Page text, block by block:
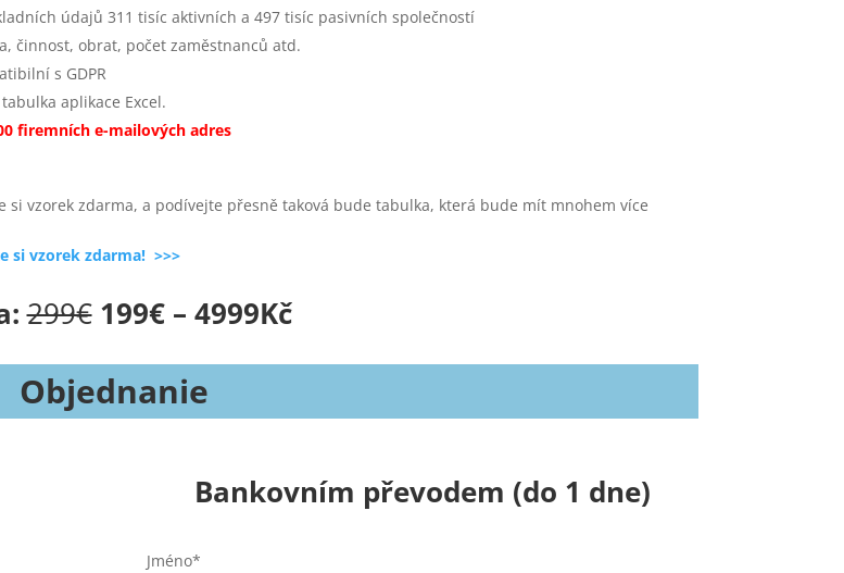
údajů 311 tisíc aktivních a 497 tisíc pasivních společností
činnost, obrat, počet zaměstnanců atd.
s GDPR
tabulka aplikace Excel.
firemních e-mailových adres
si vzorek zdarma, a podívejte přesně taková bude tabulka, která bude mít mnohem více
si vzorek zdarma! >>>
299€ 199€ – 4999Kč
Objednanie
Bankovním převodem (do 1 dne)
Jméno*